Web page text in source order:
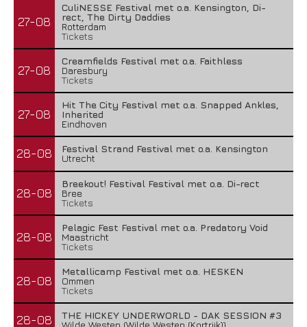
27-08
CuliNESSE Festival met o.a. Kensington, Di-
rect, The Dirty Daddies
Rotterdam
Tickets
27-08
Creamfields Festival met o.a. Faithless
Daresbury
Tickets
27-08
Hit The City Festival met o.a. Snapped Ankles,
Inherited
Eindhoven
28-08
Festival Strand Festival met o.a. Kensington
Utrecht
28-08
Breekout! Festival Festival met o.a. Di-rect
Bree
Tickets
28-08
Pelagic Fest Festival met o.a. Predatory Void
Maastricht
Tickets
28-08
Metallicamp Festival met o.a. HESKEN
Ommen
Tickets
28-08
THE HICKEY UNDERWORLD - DAK SESSION #3
Wilde Westen (Wilde Westen (Kortrijk))